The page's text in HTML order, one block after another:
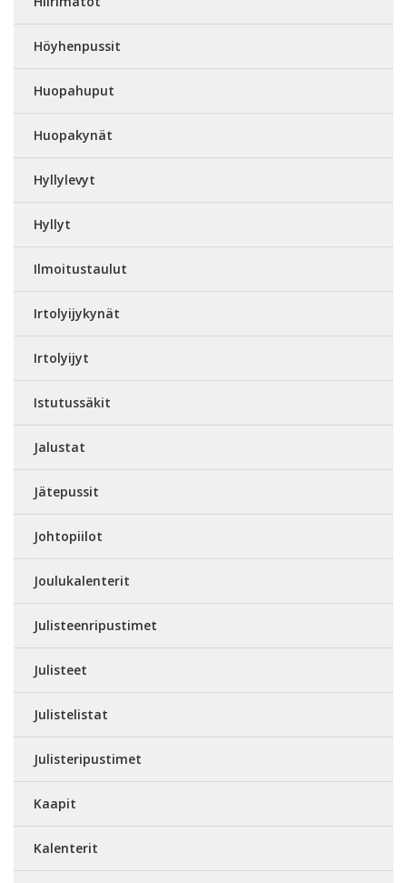
Höyhenpussit
Huopahuput
Huopakynät
Hyllylevyt
Hyllyt
Ilmoitustaulut
Irtolyijykynät
Irtolyijyt
Istutussäkit
Jalustat
Jätepussit
Johtopiilot
Joulukalenterit
Julisteenripustimet
Julisteet
Julistelistat
Julisteripustimet
Kaapit
Kalenterit